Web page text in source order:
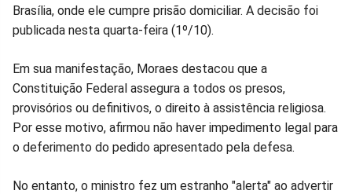
FacebookWhatsappTwitterMessenger
Brasília, onde ele cumpre prisão domiciliar. A decisão foi
publicada nesta quarta-feira (1º/10).
Em sua manifestação, Moraes destacou que a
Constituição Federal assegura a todos os presos,
provisórios ou definitivos, o direito à assistência religiosa.
Por esse motivo, afirmou não haver impedimento legal para
o deferimento do pedido apresentado pela defesa.
No entanto, o ministro fez um estranho "alerta" ao advertir